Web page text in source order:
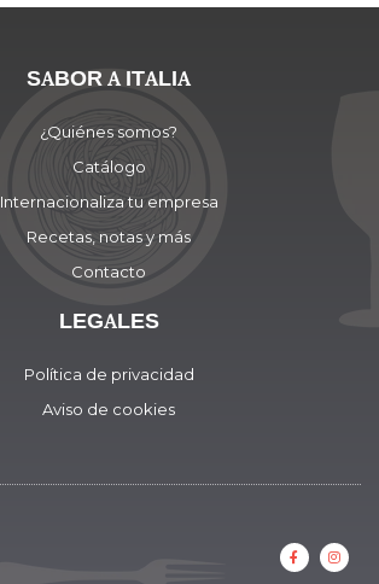
SABOR A ITALIA
¿Quiénes somos?
Catálogo
Internacionaliza tu empresa
Recetas, notas y más
Contacto
LEGALES
Política de privacidad
Aviso de cookies
F
a
c
I
n
s